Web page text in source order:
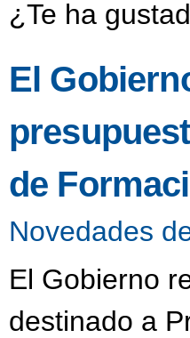
¿Te ha
El
de
Novedades
El Gobierno
destinado a